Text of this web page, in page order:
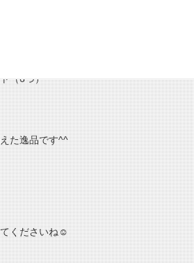
（6つ）
た逸品です^^
くださいね☺